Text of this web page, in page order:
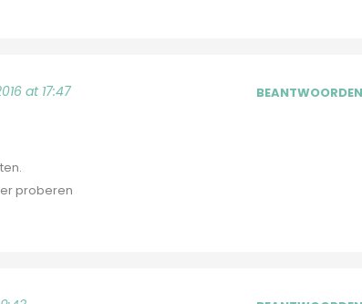
at 17:47 BEANTWOORDEN
proberen